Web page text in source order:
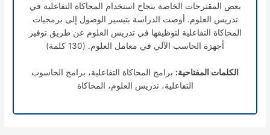
بعض المقترحات الخاصة بنجاح استخدام المحاكاة التفاعلية في
تدريس العلوم. أوصت الدراسة بتيسير الوصول إلى برمجيات
المحاكاة التفاعلية لتوظيفها في تدريس العلوم عن طريق توفير
أجهزة الحاسب الآلي في معامل العلوم. (130 كلمة)
الكلمات المفتاحية: برامج المحاكاة التفاعلية، برامج الحاسوب
التفاعلية، تدريس العلوم، المحاكاة